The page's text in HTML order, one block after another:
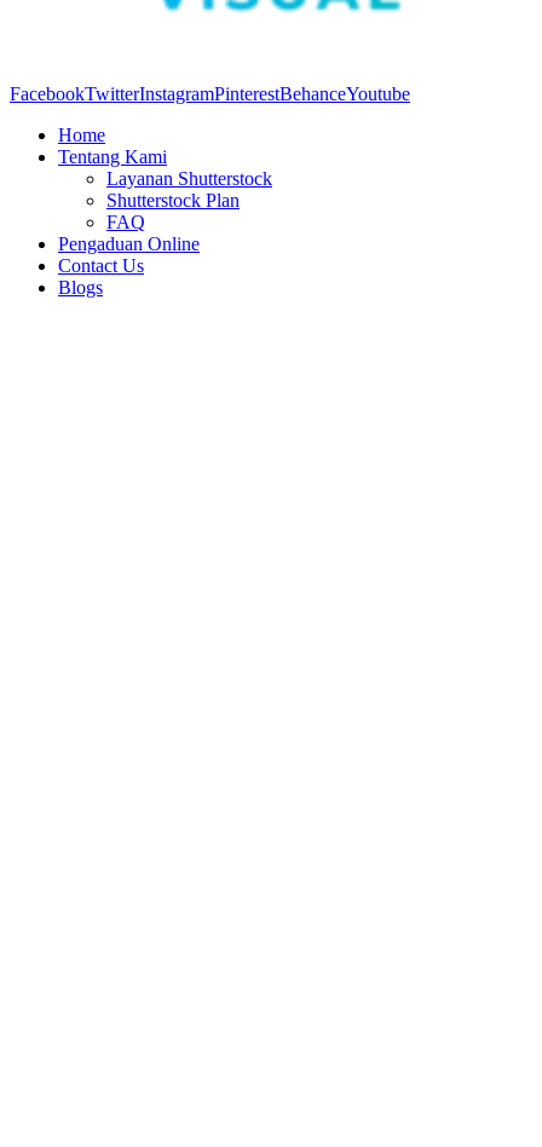
FacebookTwitterInstagramPinterestBehanceYoutube
Home
Tentang Kami
Layanan Shutterstock
Shutterstock Plan
FAQ
Pengaduan Online
Contact Us
Blogs